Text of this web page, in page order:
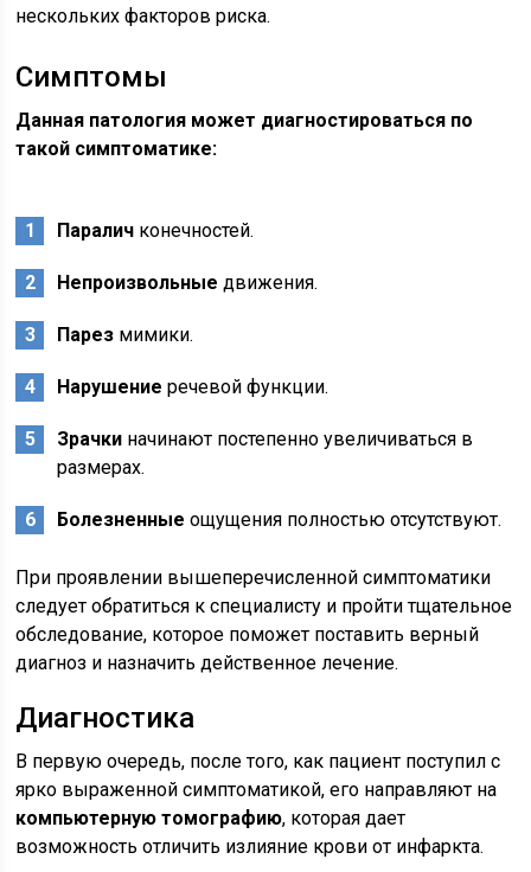
нескольких факторов риска.
Симптомы
Данная патология может диагностироваться по
такой симптоматике:
Паралич конечностей.
Непроизвольные движения.
Парез мимики.
Нарушение речевой функции.
Зрачки начинают постепенно увеличиваться в
размерах.
Болезненные ощущения полностью отсутствуют.
При проявлении вышеперечисленной симптоматики
следует обратиться к специалисту и пройти тщательное
обследование, которое поможет поставить верный
диагноз и назначить действенное лечение.
Диагностика
В первую очередь, после того, как пациент поступил с
ярко выраженной симптоматикой, его направляют на
компьютерную томографию, которая дает
возможность отличить излияние крови от инфаркта.